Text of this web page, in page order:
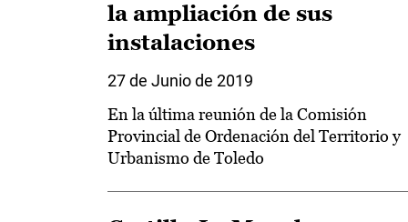
la ampliación de sus
instalaciones
27 de Junio de 2019
En la última reunión de la Comisión
Provincial de Ordenación del Territorio y
Urbanismo de Toledo